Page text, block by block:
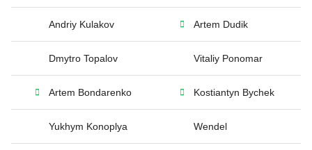
Andriy Kulakov Artem Dudik
Dmytro Topalov Vitaliy Ponomar
Artem Bondarenko Kostiantyn Bychek
Yukhym Konoplya Wendel